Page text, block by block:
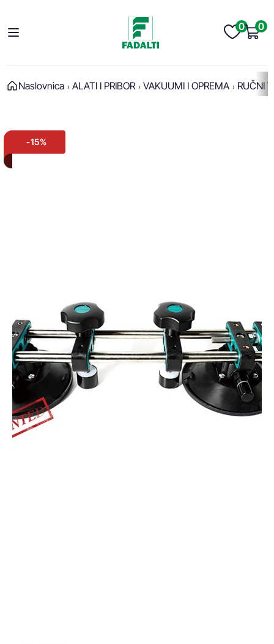
0 0
Naslovnica ALATI I PRIBOR VAKUUMI I OPREMA RUČNI
-15%